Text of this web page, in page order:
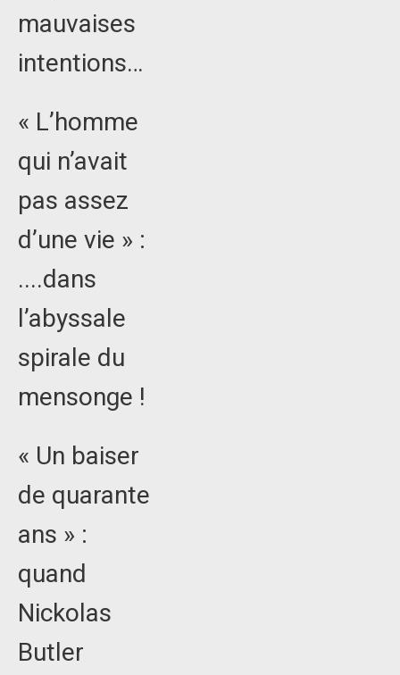
mauvaises
intentions…
« L’homme
qui n’avait
pas assez
d’une vie » :
....dans
l’abyssale
spirale du
mensonge !
« Un baiser
de quarante
ans » :
quand
Nickolas
Butler